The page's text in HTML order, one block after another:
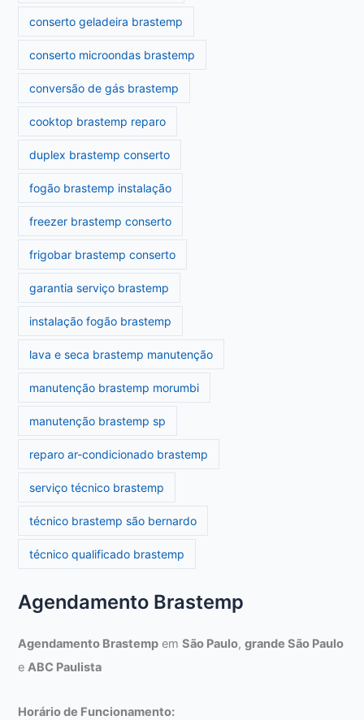
conserto geladeira brastemp
conserto microondas brastemp
conversão de gás brastemp
cooktop brastemp reparo
duplex brastemp conserto
fogão brastemp instalação
freezer brastemp conserto
frigobar brastemp conserto
garantia serviço brastemp
instalação fogão brastemp
lava e seca brastemp manutenção
manutenção brastemp morumbi
manutenção brastemp sp
reparo ar-condicionado brastemp
serviço técnico brastemp
técnico brastemp são bernardo
técnico qualificado brastemp
Agendamento Brastemp
Agendamento Brastemp emSão Paulo,grande São Paulo
eABC Paulista
Horário de Funcionamento: